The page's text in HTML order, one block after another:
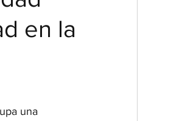
en la
una